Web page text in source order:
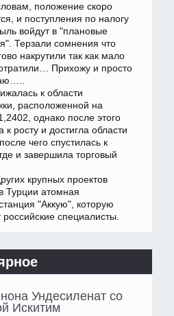
положение скоро
и поступления по налогу
войдут в "плановые
Терзали сомнения что
накрутили так как мало
Прихожу и просто
к области
расположенной на
однако после этого
к росту и достигла области
чего спустилась к
и завершила торговый
крупных проектов
Турции атомная
"Аккую", которую
российские специалисты.
Ундесиленат со
Искитим